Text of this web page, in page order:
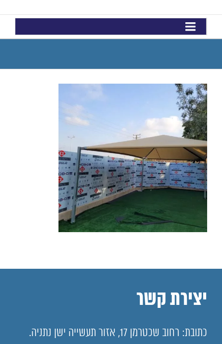
יצירת קשר
כתובת: רחוב שכטרמן 17, אזור תעשייה ישן נתניה.